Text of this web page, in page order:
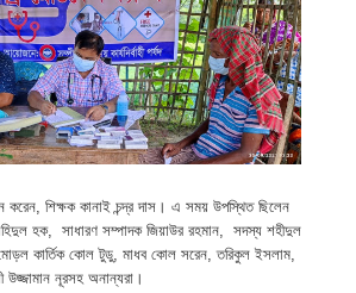
করেন, শিক্ষক কানাই চন্দ্র দাস। এ সময় উপস্থিত ছিলেন
হক, সাধারণ সম্পাদক জিয়াউর রহমান, সদস্য শহীদুল
কার্তিক কোল টুডু, মাধব কোল সরেন, তরিকুল ইসলাম,
উজ্জামান নূরসহ অনান্যরা।